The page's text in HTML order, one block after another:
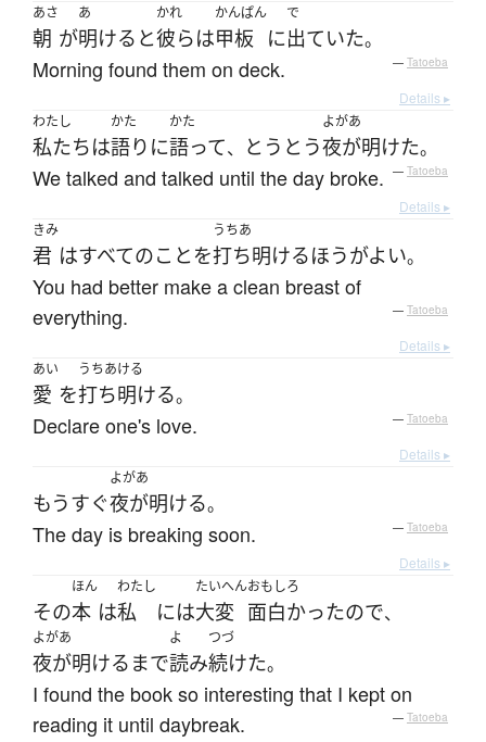
あさ
朝 が
あ
明ける と
かれ
彼らは
かんぱん
甲板 に
で
出ていた。
Morning found them on deck. — Tatoeba
Details ▸
わたし
私たちは
かた
語り に
かた
語って、 とうとう
よがあ
夜が明けた。
We talked and talked until the day broke. — Tatoeba
Details ▸
きみ
君 はすべてのことを
うちあ
打ち明けるほうがよい。
You had better make a clean breast of
everything.
— Tatoeba
Details ▸
あい
愛 を
うちあける
打ち明ける。
Declare one's love. — Tatoeba
Details ▸
もうすぐ
よがあ
夜が明ける。
The day is breaking soon. — Tatoeba
Details ▸
その
ほん
本 は
わたし
私 には
たいへん
大変
おもしろ
面白かったので、
よがあ
夜が明ける まで
よ
読み
つづ
続けた。
I found the book so interesting that I kept on
reading it until daybreak.
— Tatoeba